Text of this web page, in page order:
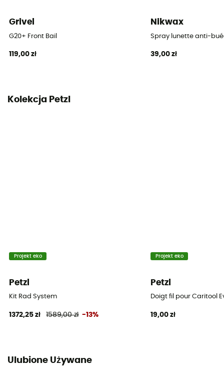
Grivel
G20+ Front Bail
119,00 zł
Nikwax
Spray lunette anti-
39,00 zł
Kolekcja Petzl
Projekt eko
Petzl
Kit Rad System
1372,25 zł 1589,00 zł -13%
Projekt eko
Petzl
Doigt fil pour Caritool
19,00 zł
Ulubione Używane